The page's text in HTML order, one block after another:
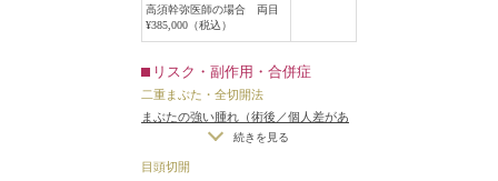
高須幹弥医師の場合 両目
¥385,000（税込）
リスク・副作用・合併症
二重まぶた・全切開法
まぶたの強い腫れ（術後／個人差があ
内出血（術後）/
左右差（片目ずつ手術をする場合）
続きを見る
目頭切開